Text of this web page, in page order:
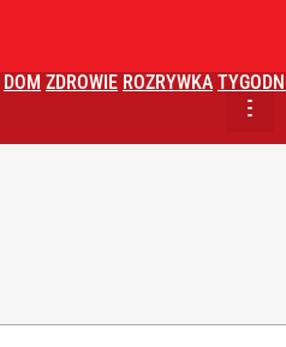
DOM ZDROWIE ROZRYWKA